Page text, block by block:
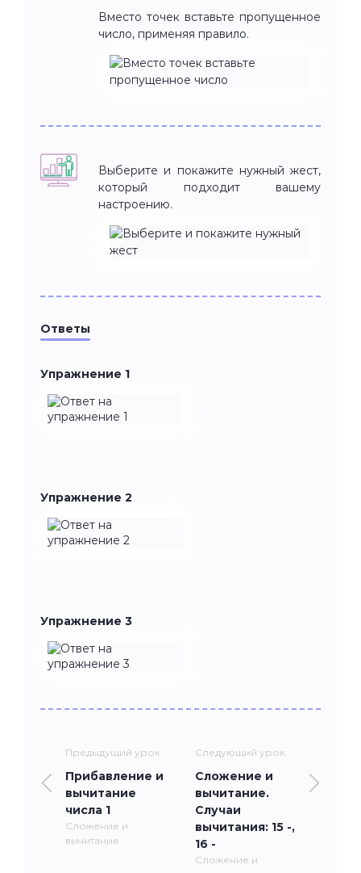
Вместо точек вставьте пропущенное
число, применяя правило.
Выберите и покажите нужный жест,
который подходит вашему
настроению.
Ответы
Упражнение 1
Упражнение 2
Упражнение 3
Предыдущий урок
Прибавление и
вычитание
числа 1
Сложение и
вычитание
Следующий урок
Сложение и
вычитание.
Случаи
вычитания: 15 -,
16 -
Сложение и